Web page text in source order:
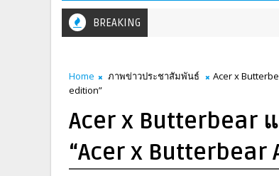
BREAKING
Home ภาพข่าวประชาสัมพันธ์
Acer x
edition”
Acer x Butterbear
“Acer x